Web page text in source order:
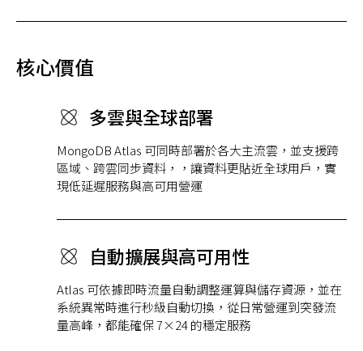
核心價值
多雲與全球部署
MongoDB Atlas 可同時部署於各大主流雲，並支援跨
區域、跨雲同步資料，，讓資料更貼近全球用戶，實
現低延遲服務與高可用營運
自動擴展與高可用性
Atlas 可依據即時流量自動調整運算與儲存資源，並在
系統異常時進行秒級自動切換，從日常營運到突發流
量高峰，都能確保 7×24 的穩定服務